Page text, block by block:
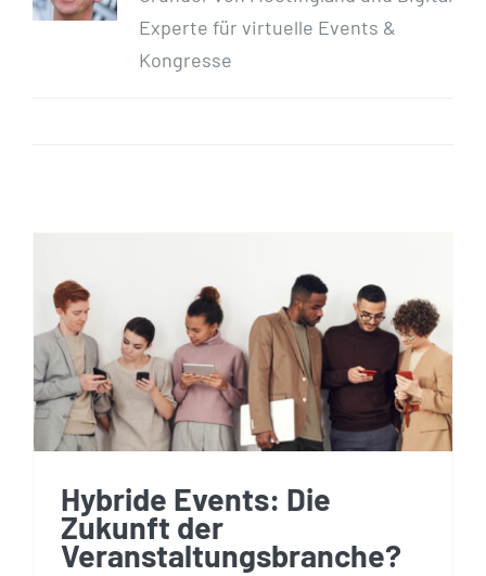
Experte für virtuelle Events &
Kongresse
Hybride Events: Die
Zukunft der
Veranstaltungsbranche?
Hybride Events: Die
Zukunft der
Veranstaltungsbranche?